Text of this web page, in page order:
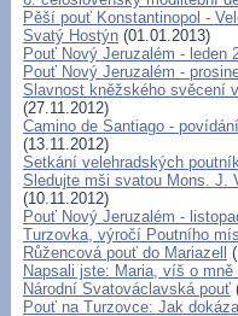
Pěší pouť Konstantinopol -
Svatý Hostýn (01.01.2013)
Pouť Nový Jeruzalém - leden
Pouť Nový Jeruzalém -
Slavnost kněžského svěcení
(27.11.2012)
Camino de Santiago -
(13.11.2012)
Setkání velehradských
Sledujte mši svatou Mons. J.
(10.11.2012)
Pouť Nový Jeruzalém -
Turzovka, výročí Poutního
Růžencová pouť do Mariazell
Napsali jste: Maria, víš o mně
Národní Svatováclavská pouť
Pouť na Turzovce: Jak